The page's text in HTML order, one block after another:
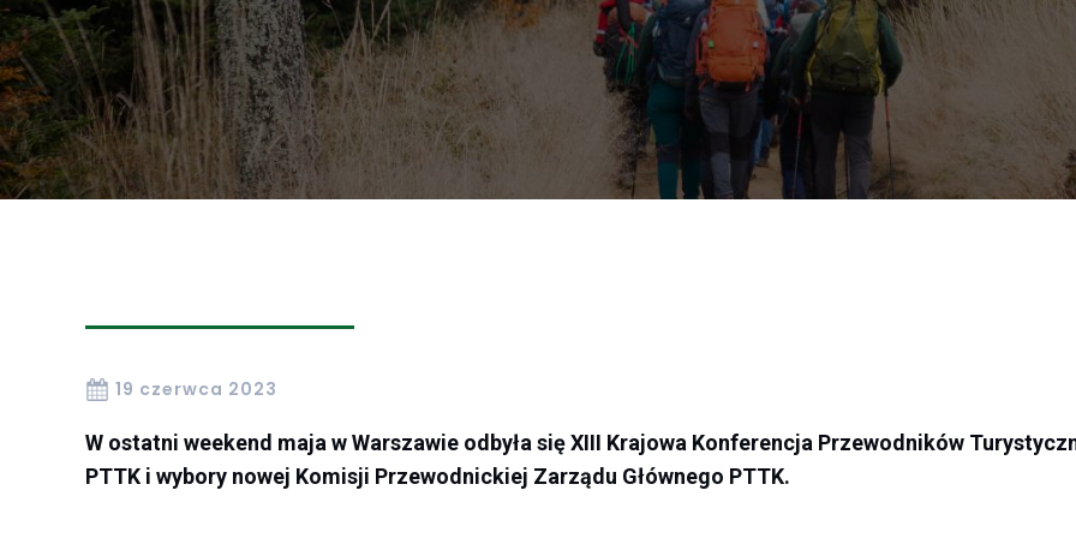
19 czerwca 2023
W ostatni weekend maja w Warszawie odbyła się XIII Krajowa Konferencja Przewodników
PTTK i wybory nowej Komisji Przewodnickiej Zarządu Głównego PTTK.